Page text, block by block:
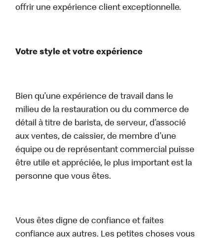
offrir une expérience client exceptionnelle.
Votre style et votre expérience
Bien qu’une expérience de travail dans le
milieu de la restauration ou du commerce de
détail à titre de barista, de serveur, d’associé
aux ventes, de caissier, de membre d’une
équipe ou de représentant commercial puisse
être utile et appréciée, le plus important est la
personne que vous êtes.
Vous êtes digne de confiance et faites
confiance aux autres. Les petites choses vous